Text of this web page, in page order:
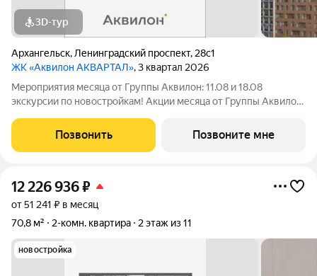
3D-тур
Архангельск, Ленинградский проспект, 28с1
ЖК «Аквилон АКВАРТАЛ», 3 квартал 2026
Мероприятия месяца от Группы Аквилон: 11.08 и 18.08
экскурсии по новостройкам! Акции месяца от Группы Аквилон:
Арктическая и Семейная ипотеки!Рассрочка БЕЗ ПЕРЕПЛАТ!
Позвонить Позвоните мне
12 226 936₽
от 51 241 ₽ в месяц
70,8 м²
2-комн. квартира 2 этаж из 11
новостройка